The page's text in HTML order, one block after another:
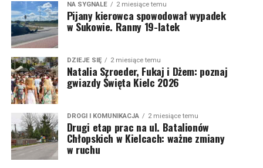
NA SYGNALE 2 miesiące temu
Pijany kierowca spowodował wypadek
w Sukowie. Ranny 19-latek
DZIEJE SIĘ 2 miesiące temu
Natalia Szroeder, Fukaj i Dżem: poznaj
gwiazdy Święta Kielc 2026
DROGI I KOMUNIKACJA 2 miesiące temu
Drugi etap prac na ul. Batalionów
Chłopskich w Kielcach: ważne zmiany
w ruchu